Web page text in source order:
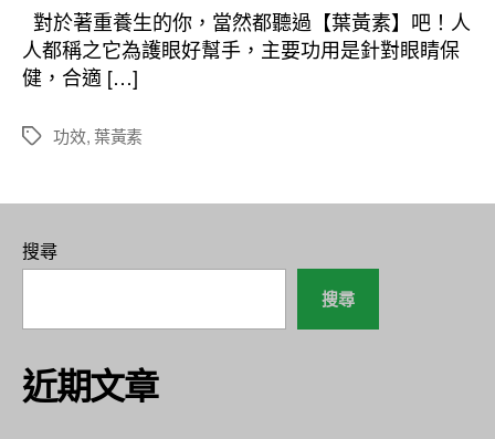
者
佈
日
期
對於著重養生的你，當然都聽過【葉黃素】吧！人
人都稱之它為護眼好幫手，主要功用是針對眼睛保
健，合適 […]
標
功效,葉黃素
搜尋
搜尋
近期文章